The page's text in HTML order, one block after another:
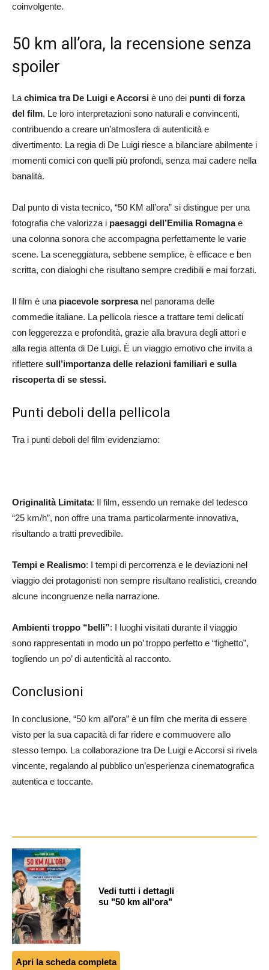
coinvolgente.
50 km all’ora, la recensione senza
spoiler
La chimica tra De Luigi e Accorsi è uno dei punti di forza
del film. Le loro interpretazioni sono naturali e convincenti,
contribuendo a creare un’atmosfera di autenticità e
divertimento. La regia di De Luigi riesce a bilanciare abilmente i
momenti comici con quelli più profondi, senza mai cadere nella
banalità.
Dal punto di vista tecnico, “50 KM all’ora” si distingue per una
fotografia che valorizza i paesaggi dell’Emilia Romagnae
una colonna sonora che accompagna perfettamente le varie
scene. La sceneggiatura, sebbene semplice, è efficace e ben
scritta, con dialoghi che risultano sempre credibili e mai forzati.
Il film è una piacevole sorpresanel panorama delle
commedie italiane. La pellicola riesce a trattare temi delicati
con leggerezza e profondità, grazie alla bravura degli attori e
alla regia attenta di De Luigi. È un viaggio emotivo che invita a
riflettere sull’importanza delle relazioni familiari e sulla
riscoperta di se stessi.
Punti deboli della pellicola
Tra i punti deboli del film evidenziamo:
Originalità Limitata: Il film, essendo un remake del tedesco
“25 km/h”, non offre una trama particolarmente innovativa,
risultando a tratti prevedibile.
Tempi e Realismo: I tempi di percorrenza e le deviazioni nel
viaggio dei protagonisti non sempre risultano realistici, creando
alcune incongruenze nella narrazione.
Ambienti troppo “belli”: I luoghi visitati durante il viaggio
sono rappresentati in modo un po’ troppo perfetto e “fighetto”,
togliendo un po’ di autenticità al racconto.
Conclusioni
In conclusione, “50 km all’ora” è un film che merita di essere
visto per la sua capacità di far ridere e commuovere allo
stesso tempo. La collaborazione tra De Luigi e Accorsi si rivela
vincente, regalando al pubblico un’esperienza cinematografica
autentica e toccante.
Vedi tutti i dettagli
su "50 km all'ora"
Apri la scheda completa